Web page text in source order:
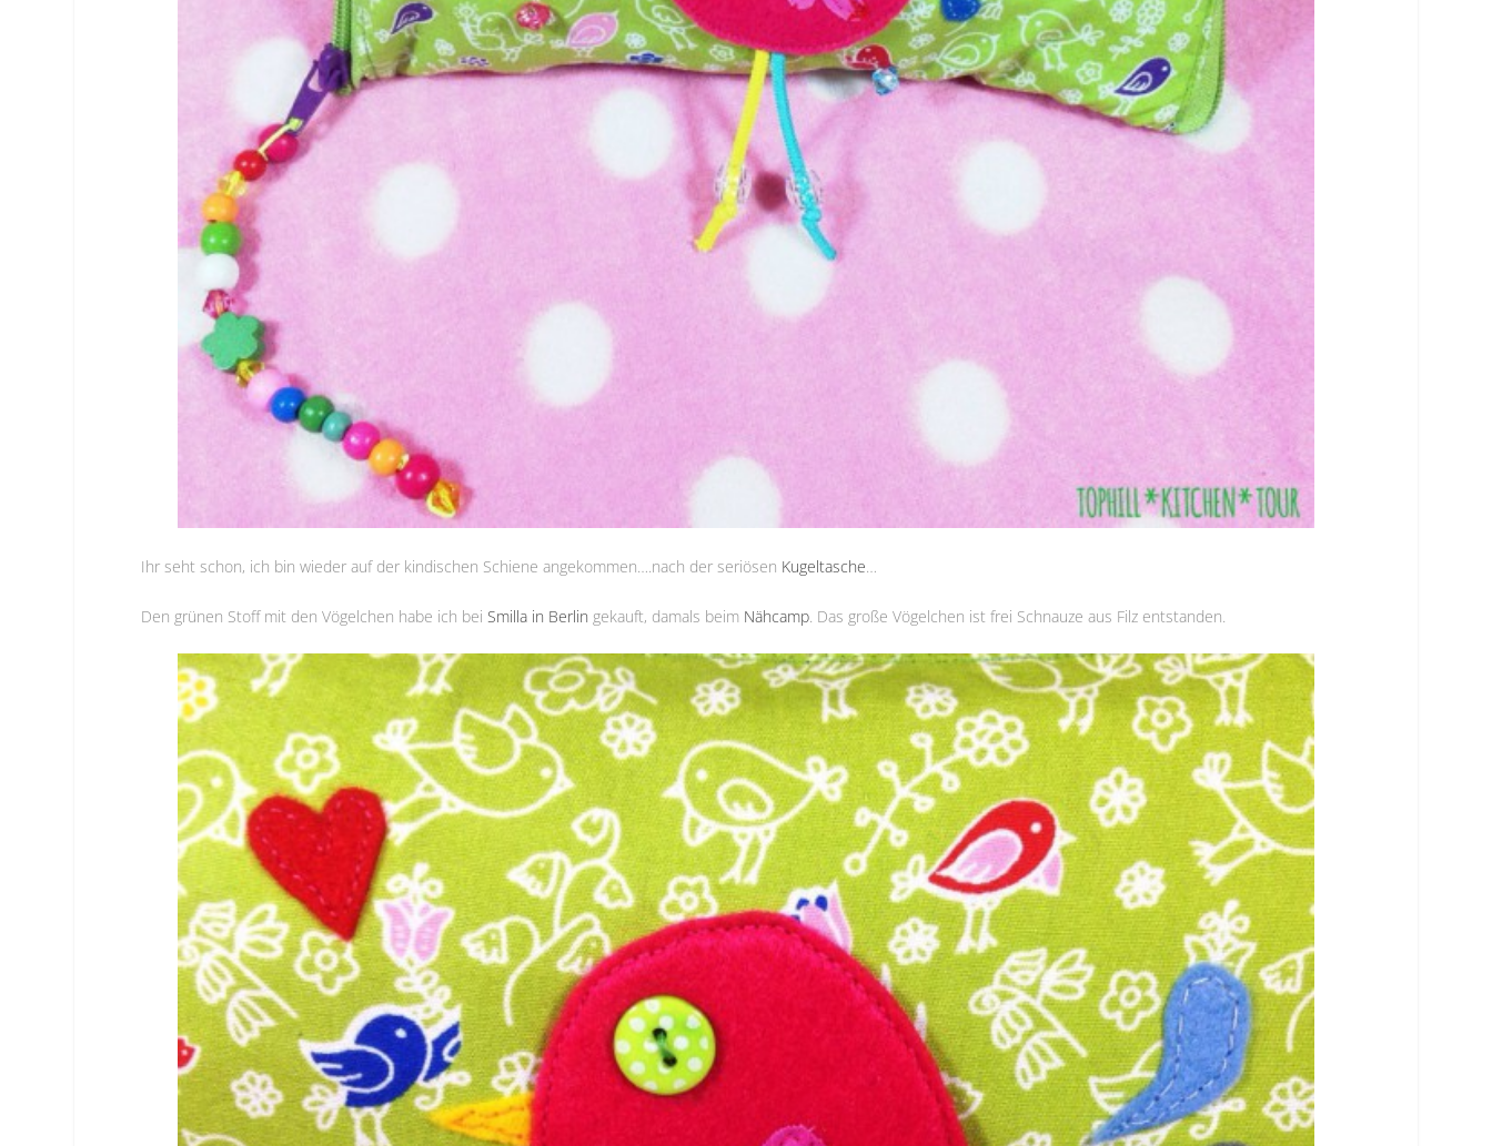
Ihr seht schon, ich bin wieder auf der kindischen Schiene angekommen….nach der seriösen Kugeltasche
Den grünen Stoff mit den Vögelchen habe ich beiSmilla in Berlin gekauft, damals beim Nähcamp. Das große Vögelchen ist frei Schnauze aus Filz entstanden.